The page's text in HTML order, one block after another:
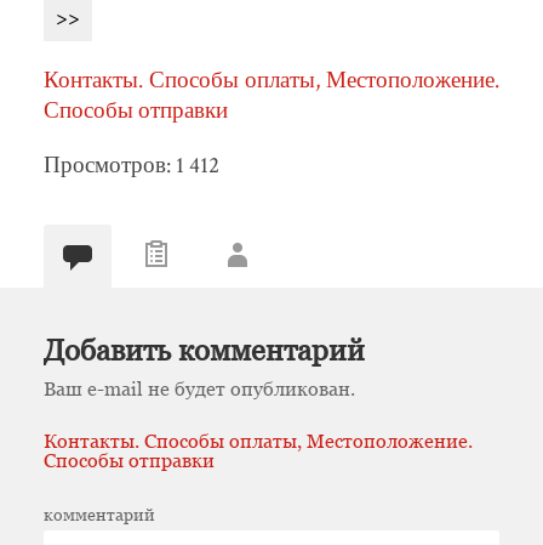
>>
Контакты. Способы оплаты, Местоположение.
Способы отправки
Просмотров: 1 412
Добавить комментарий
Ваш e-mail не будет опубликован.
Контакты. Способы оплаты, Местоположение.
Способы отправки
комментарий